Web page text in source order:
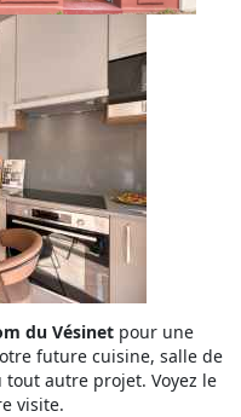
du Vésinetpour une
future cuisine, salle de
autre projet. Voyez le
visite.